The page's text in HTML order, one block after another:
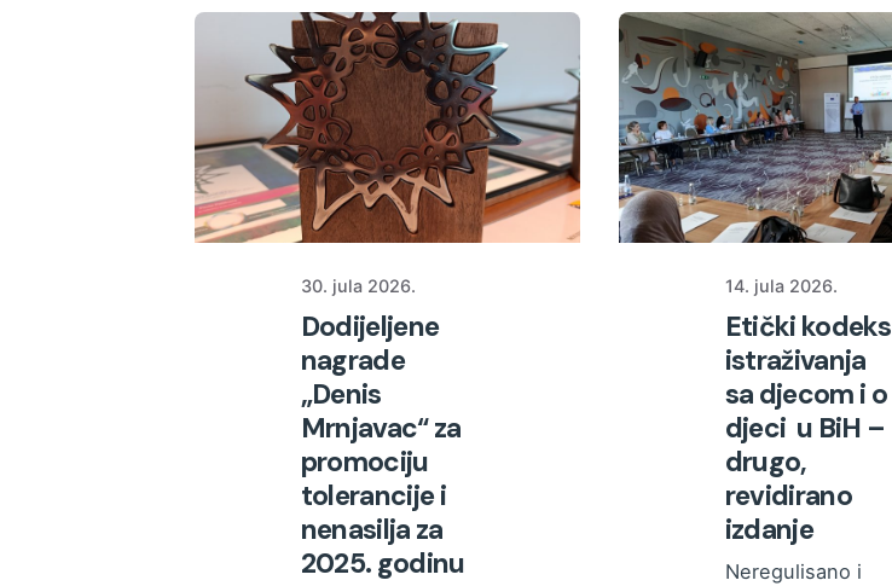
30. jula 2026.
Dodijeljene
nagrade
„Denis
Mrnjavac“ za
promociju
tolerancije i
nenasilja za
2025. godinu
14. jula 2026.
Etički kodeks
istraživanja
sa djecom i o
djeci u BiH –
drugo,
revidirano
izdanje
Neregulisano i